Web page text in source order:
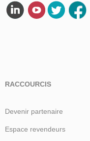
RACCOURCIS
Devenir partenaire
Espace revendeurs